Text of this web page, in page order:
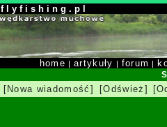
f l y f i s h i n g . p l
home |artykuły | forum |
[Nowa wiadomość] [Odśwież]